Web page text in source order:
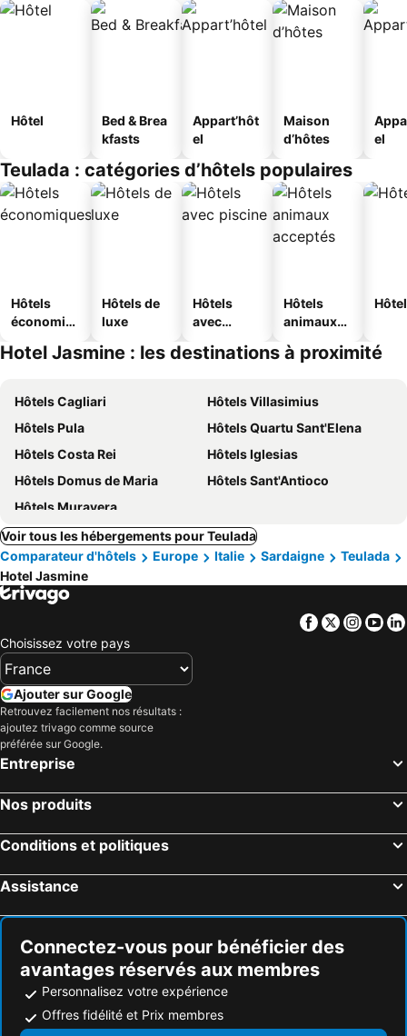
Hôtel
Bed & Brea
kfasts
Appart’hôt
el
Maison
d’hôtes
el
Teulada : catégories d’hôtels populaires
Hôtels
économiq
Hôtels de
luxe
Hôtels
avec
Hôtels
animaux
Hotel Jasmine : les destinations à proximité
Hôtels Cagliari
Hôtels Villasimius
Hôtels Pula
Hôtels Quartu Sant'Elena
Hôtels Costa Rei
Hôtels Iglesias
Hôtels Domus de Maria
Hôtels Sant'Antioco
Hôtels Muravera
Voir tous les hébergements pour Teulada
Comparateur d'hôtels
Europe Italie Sardaigne
Teulada
Hotel Jasmine
Facebook
Twitter
Choisissez votre pays
Ajouter sur Google
Retrouvez facilement nos résultats :
ajoutez trivago comme source
préférée sur Google.
Entreprise
Nos produits
Conditions et politiques
Assistance
Connectez-vous pour bénéficier des
avantages réservés aux membres
Personnalisez votre expérience
Offres fidélité et Prix membres